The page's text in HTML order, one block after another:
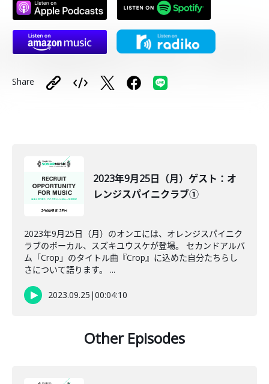
Share
2023年9月25日（月）ゲスト：オ
レンジスパイニクラブ①
2023年9月25日（月）のオンエには、オレンジスパイニク
ラブのボーカル、スズキユウスケが登場。 セカンドアルバ
ム「Crop」のタイトル曲『Crop』に込めた自分たちらし
さについて語ります。 ...
2023.09.25 |00:04:10
Other Episodes